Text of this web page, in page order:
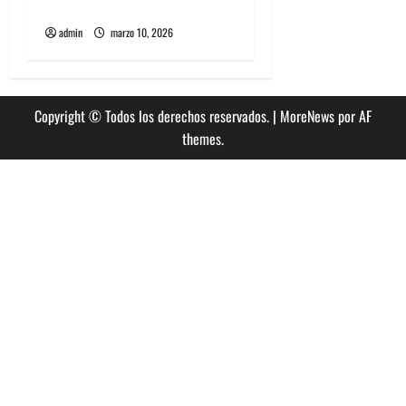
admin marzo 10, 2026
Copyright © Todos los derechos reservados. | MoreNewspor AF
themes.